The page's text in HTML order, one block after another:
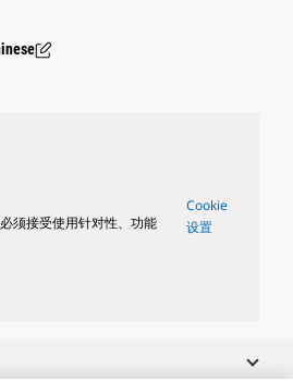
须接受使用针对性、功能
Cookie
设置